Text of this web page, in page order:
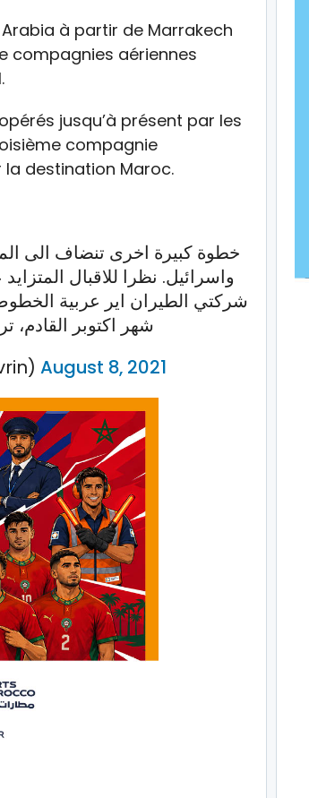
à partir de Marrakech
compagnies aériennes
jusqu’à présent par les
compagnie
la destination Maroc.
خطوة كبيرة اخرى تنضاف الى
واسرائيل. نظرا للاقبال
شركتي الطيران اير عربية
شهر اكتوبر القادم،
August 8, 2021